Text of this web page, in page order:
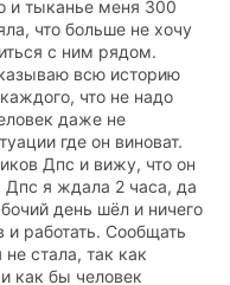
и тыканье меня 300
что больше не хочу
с ним рядом.
всю историю
что не надо
даже не
где он виноват.
Дпс и вижу, что он
Дпс я ждала 2 часа, да
день шёл и ничего
работать. Сообщать
стала, так как
как бы человек